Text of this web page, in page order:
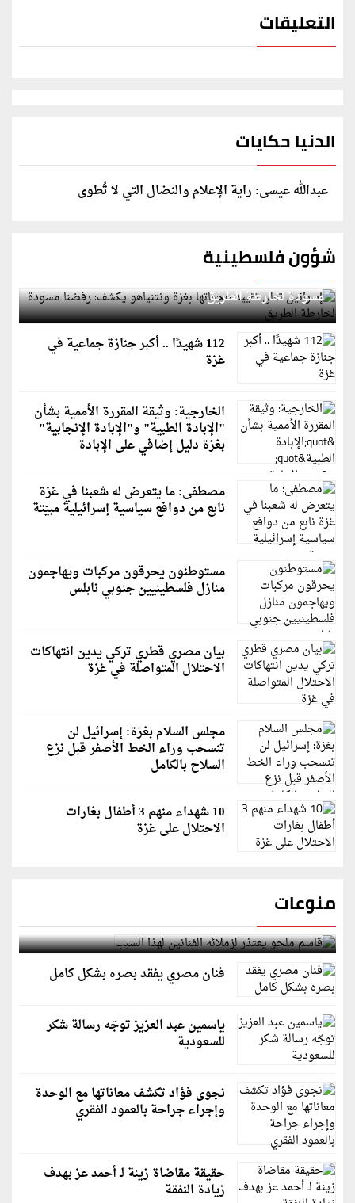
التعليقات
الدنيا حكايات
عبدالله عيسى: راية الإعلام والنضال التي لا تُطوى
شؤون فلسطينية
إسرائيل تعلن تقييد هجماتها بغزة ونتنياهو يكشف: رفضنا
مسودة لخارطة الطريق
112 شهيدًا .. أكبر جنازة جماعية في
غزة
الخارجية: وثيقة المقررة الأممية بشأن
"الإبادة الطبية" و"الإبادة الإنجابية"
بغزة دليل إضافي على الإبادة
مصطفى: ما يتعرض له شعبنا في غزة
نابع من دوافع سياسية إسرائيلية مبيّتة
مستوطنون يحرقون مركبات ويهاجمون
منازل فلسطينيين جنوبي نابلس
بيان مصري قطري تركي يدين انتهاكات
الاحتلال المتواصلة في غزة
مجلس السلام بغزة: إسرائيل لن
تنسحب وراء الخط الأصفر قبل نزع
السلاح بالكامل
10 شهداء منهم 3 أطفال بغارات
الاحتلال على غزة
منوعات
قاسم ملحو يعتذر لزملائه الفنانين لهذا السبب
فنان مصري يفقد بصره بشكل كامل
ياسمين عبد العزيز توجّه رسالة شكر
للسعودية
نجوى فؤاد تكشف معاناتها مع الوحدة
وإجراء جراحة بالعمود الفقري
حقيقة مقاضاة زينة لـ أحمد عز بهدف
زيادة النفقة